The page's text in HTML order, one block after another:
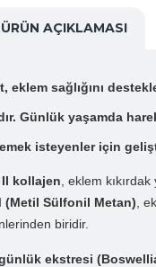
ÜRÜN AÇIKLAMASI
, eklem sağlığını
Günlük yaşamda
isteyenler için
kollajen , eklem
(Metil Sülfonil Metan) ,
biridir.
ekstresi